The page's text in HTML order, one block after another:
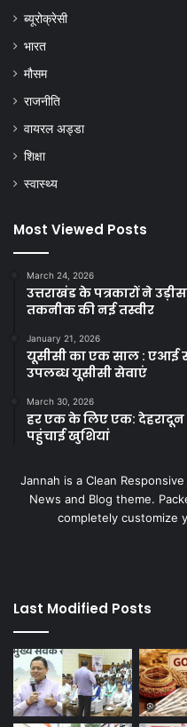
ब्यूरोक्रेसी
भारत
मौसम
राजनीति
वायरल अड्डा
शिक्षा
स्वास्थ्य
Most Viewed Posts
March 24, 2026
उत्तराखंड के पत्रकारों ने
तकनीक की नई तस्वीर
January 21, 2026
यूसीसी का एक साल : एआई
उपलब्ध यूसीसी सेवाएं
March 30, 2026
हर एक के लिए एक:
पहुंचाई खुशियां
Jannah is a Clean
News and Blog theme.
completely customize
Last Modified Posts